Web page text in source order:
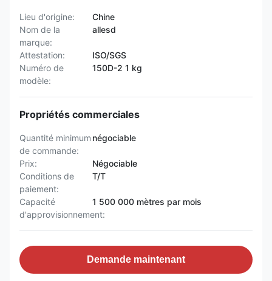
Lieu d'origine:
Chine
Nom de la
marque:
allesd
Attestation:
ISO/SGS
Numéro de
modèle:
150D-2 1 kg
Propriétés commerciales
Quantité minimum
de commande:
négociable
Prix:
Négociable
Conditions de
paiement:
T/T
Capacité
d'approvisionnement:
1 500 000 mètres par mois
Demande maintenant